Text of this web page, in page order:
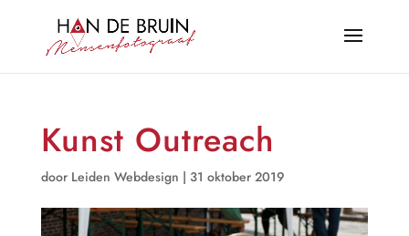
Kunst Outreach
door Leiden Webdesign | 31 oktober 2019